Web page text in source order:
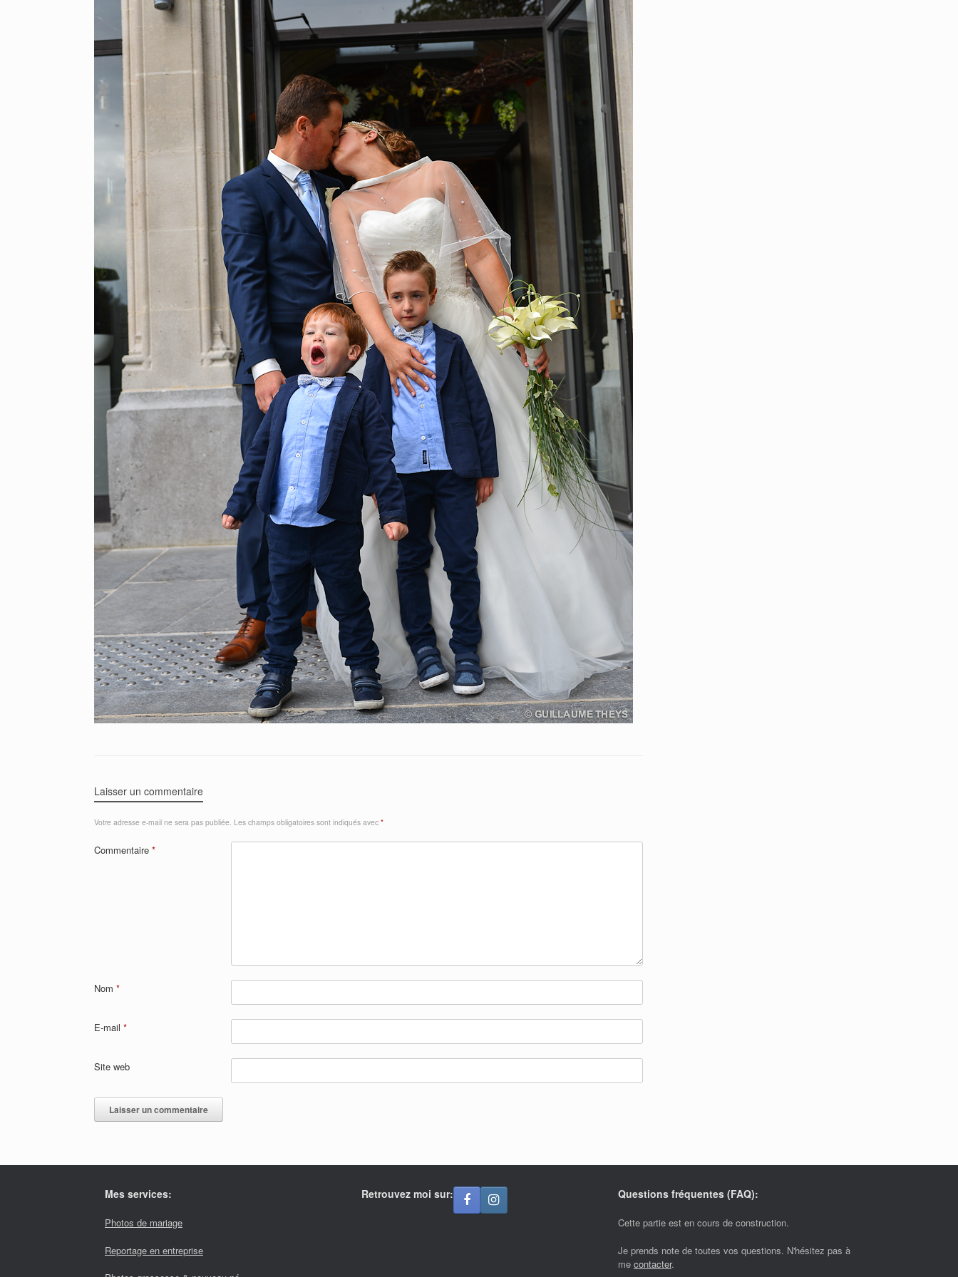
Laisser un commentaire
Votre adresse e-mail ne sera pas publiée. Les champs obligatoires sont indiqués avec *
Commentaire *
Nom *
E-mail *
Site web
Mes services:
Photos de mariage
Reportage en entreprise
Retrouvez moi sur: Questions fréquentes (FAQ):
Cette partie est en cours de construction.
Je prends note de toutes vos questions. N'hésitez pas à
me contacter.